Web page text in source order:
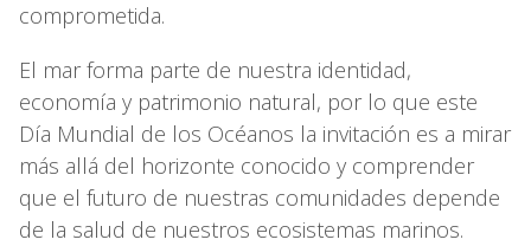
comprometida.
El mar forma parte de nuestra identidad,
economía y patrimonio natural, por lo que este
Día Mundial de los Océanos la invitación es a mirar
más allá del horizonte conocido y comprender
que el futuro de nuestras comunidades depende
de la salud de nuestros ecosistemas marinos.